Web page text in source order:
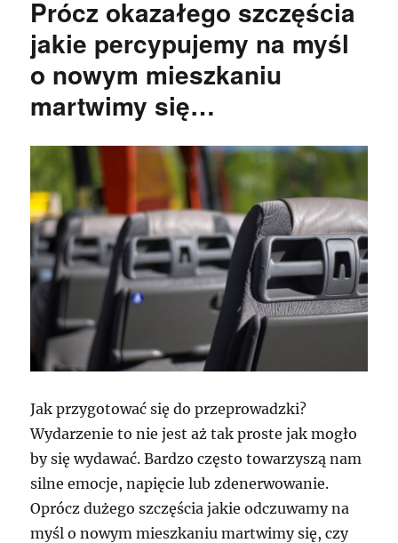
Prócz okazałego szczęścia
jakie percypujemy na myśl
o nowym mieszkaniu
martwimy się…
Jak przygotować się do przeprowadzki?
Wydarzenie to nie jest aż tak proste jak mogło
by się wydawać. Bardzo często towarzyszą nam
silne emocje, napięcie lub zdenerwowanie.
Oprócz dużego szczęścia jakie odczuwamy na
myśl o nowym mieszkaniu martwimy się, czy